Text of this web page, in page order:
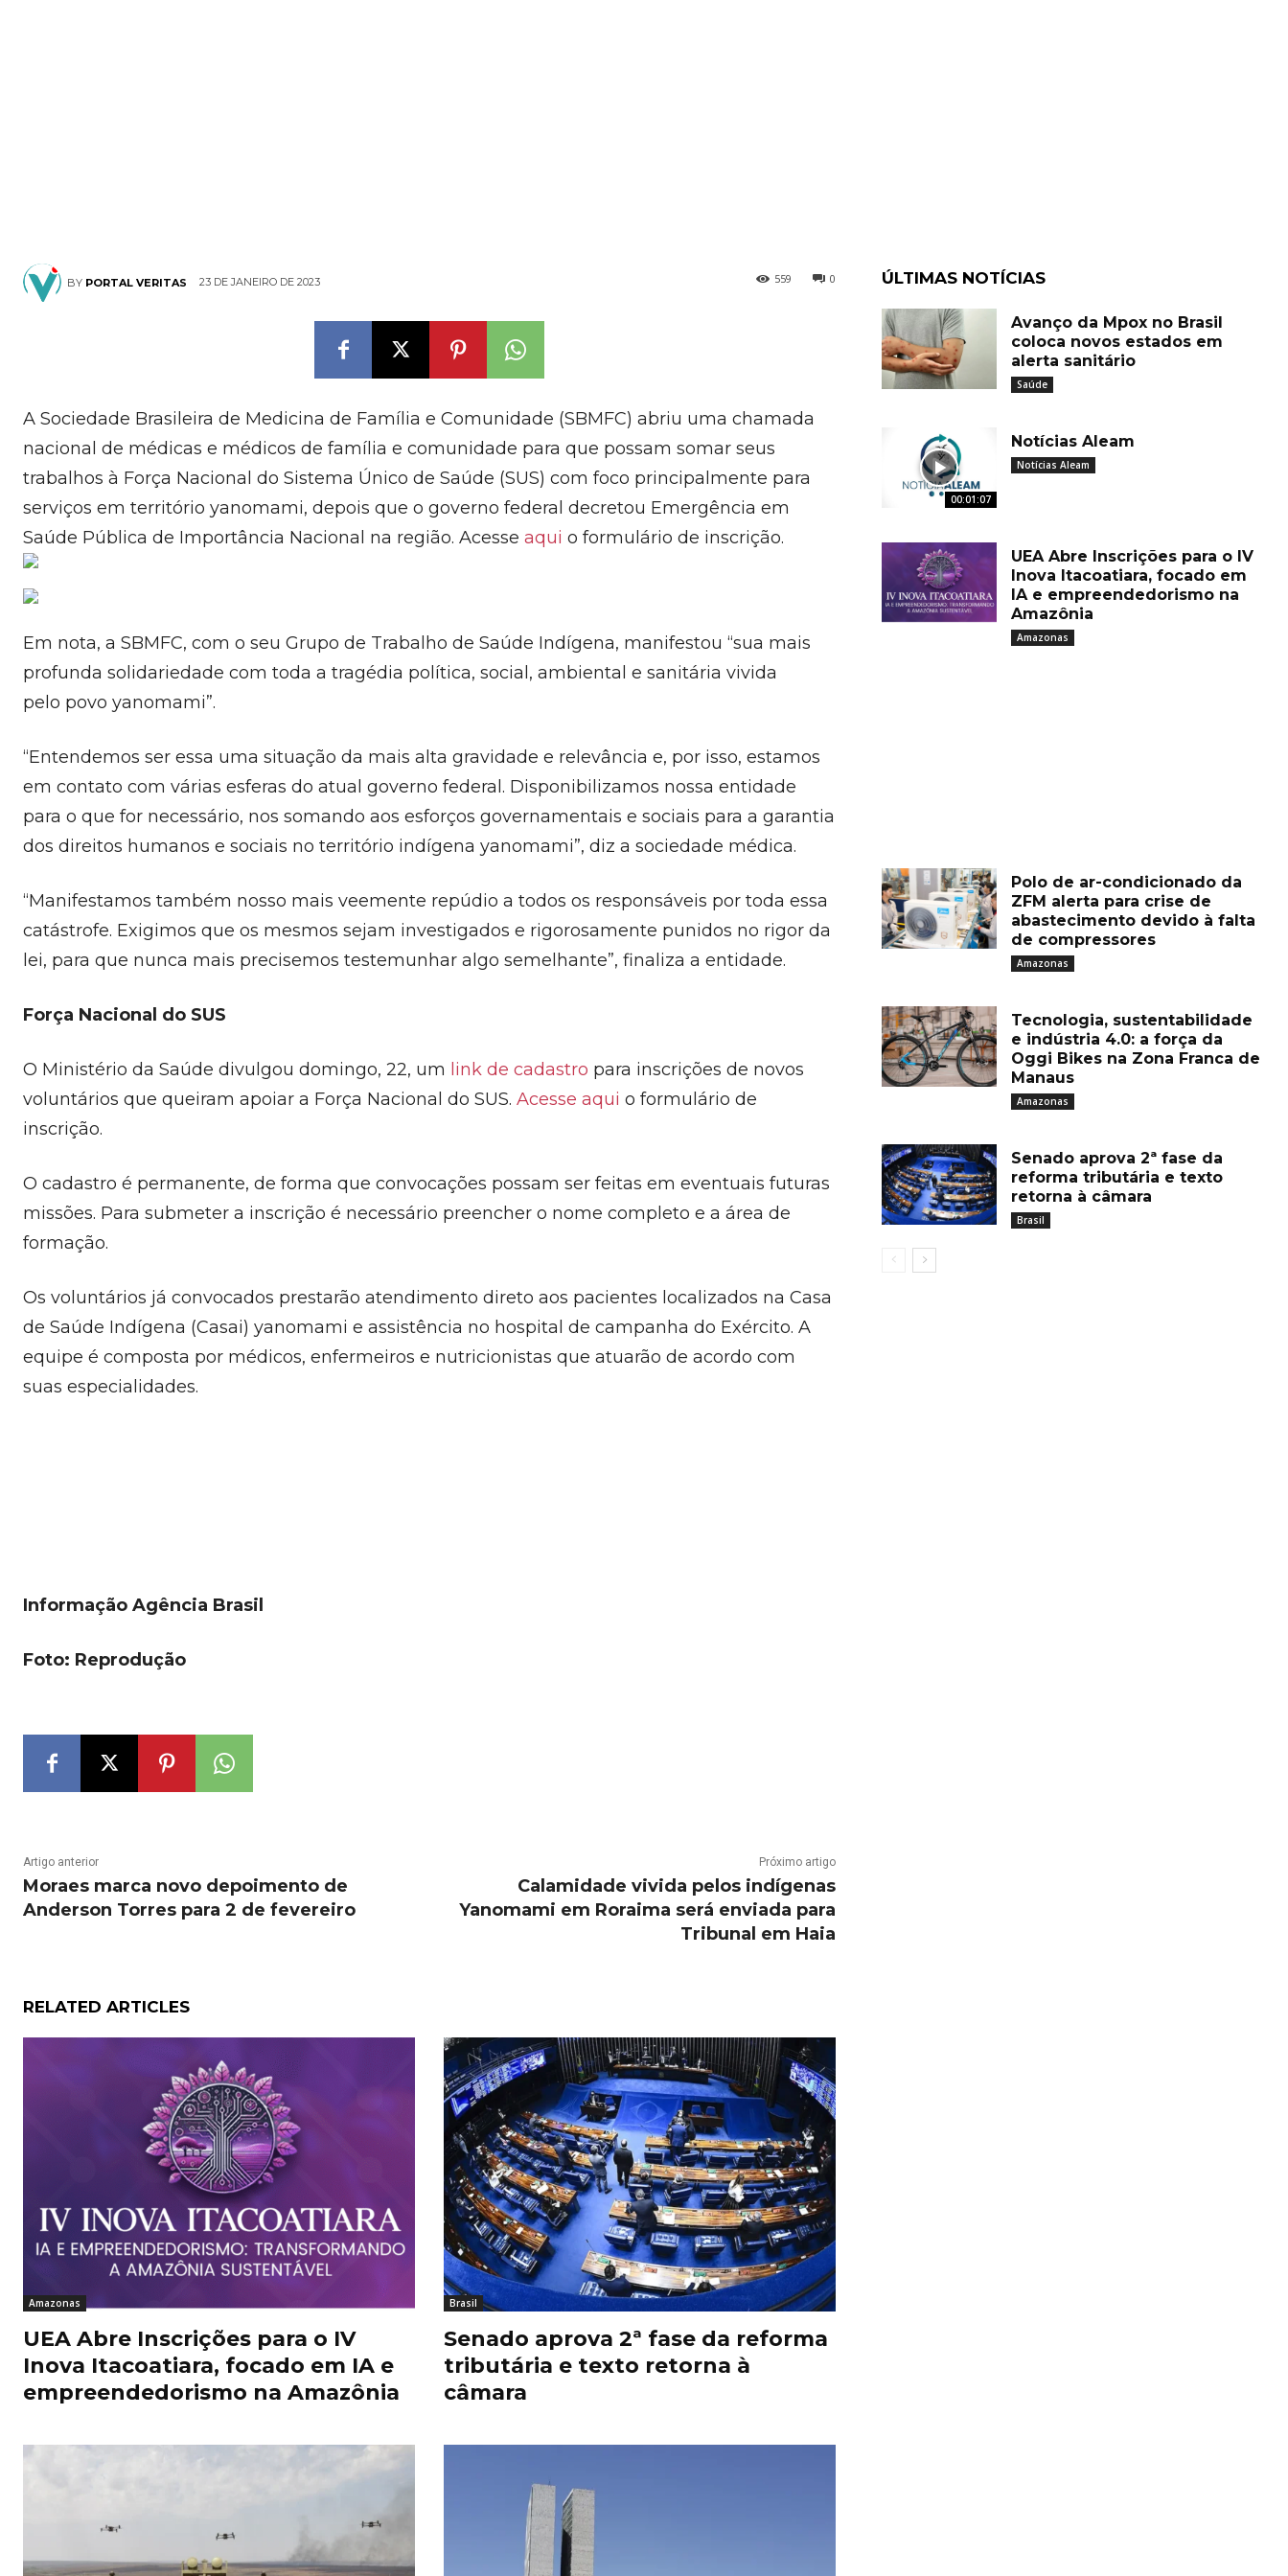
BY PORTAL VERITAS 23 DE JANEIRO DE 2023 0
559
A Sociedade Brasileira de Medicina de Família e Comunidade (SBMFC) abriu uma chamada
nacional de médicas e médicos de família e comunidade para que possam somar seus
trabalhos à Força Nacional do Sistema Único de Saúde (SUS) com foco principalmente para
serviços em território yanomami, depois que o governo federal decretou Emergência em
Saúde Pública de Importância Nacional na região. Acesse aqui o formulário de inscrição.
Em nota, a SBMFC, com o seu Grupo de Trabalho de Saúde Indígena, manifestou “sua mais
profunda solidariedade com toda a tragédia política, social, ambiental e sanitária vivida
pelo povo yanomami”.
“Entendemos ser essa uma situação da mais alta gravidade e relevância e, por isso, estamos
em contato com várias esferas do atual governo federal. Disponibilizamos nossa entidade
para o que for necessário, nos somando aos esforços governamentais e sociais para a garantia
dos direitos humanos e sociais no território indígena yanomami”, diz a sociedade médica.
“Manifestamos também nosso mais veemente repúdio a todos os responsáveis por toda essa
catástrofe. Exigimos que os mesmos sejam investigados e rigorosamente punidos no rigor da
lei, para que nunca mais precisemos testemunhar algo semelhante”, finaliza a entidade.
Força Nacional do SUS
O Ministério da Saúde divulgou domingo, 22, um link de cadastro para inscrições de novos
voluntários que queiram apoiar a Força Nacional do SUS. Acesse aqui o formulário de
inscrição.
O cadastro é permanente, de forma que convocações possam ser feitas em eventuais futuras
missões. Para submeter a inscrição é necessário preencher o nome completo e a área de
formação.
Os voluntários já convocados prestarão atendimento direto aos pacientes localizados na Casa
de Saúde Indígena (Casai) yanomami e assistência no hospital de campanha do Exército. A
equipe é composta por médicos, enfermeiros e nutricionistas que atuarão de acordo com
suas especialidades.
Informação Agência Brasil
Foto: Reprodução
Artigo anterior
Moraes marca novo depoimento de
Anderson Torres para 2 de fevereiro
Próximo artigo
Calamidade vivida pelos indígenas
Yanomami em Roraima será enviada para
Tribunal em Haia
RELATED ARTICLES
Amazonas
UEA Abre Inscrições para o IV
Inova Itacoatiara, focado em IA e
empreendedorismo na Amazônia
Brasil
Senado aprova 2ª fase da reforma
tributária e texto retorna à
câmara
ÚLTIMAS NOTÍCIAS
Avanço da Mpox no Brasil
coloca novos estados em
alerta sanitário
Saúde
00:01:07
Notícias Aleam
Notícias Aleam
UEA Abre Inscrições para o IV
Inova Itacoatiara, focado em
IA e empreendedorismo na
Amazônia
Amazonas
Polo de ar-condicionado da
ZFM alerta para crise de
abastecimento devido à falta
de compressores
Amazonas
Tecnologia, sustentabilidade
e indústria 4.0: a força da
Oggi Bikes na Zona Franca de
Manaus
Amazonas
Senado aprova 2ª fase da
reforma tributária e texto
retorna à câmara
Brasil